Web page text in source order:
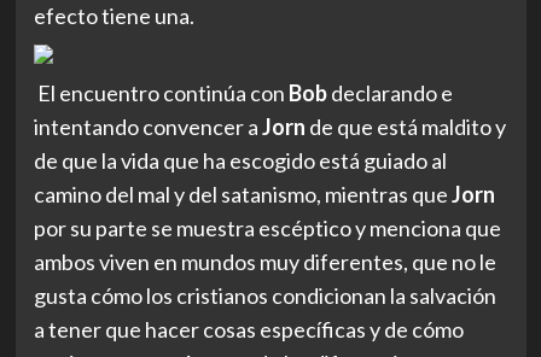
efecto tiene una.
El encuentro continúa con Bobdeclarando e
intentando convencer aJorn de que está maldito y
de que la vida que ha escogido está guiado al
camino del mal y del satanismo, mientras queJorn
por su parte se muestra escéptico y menciona que
ambos viven en mundos muy diferentes, que no le
gusta cómo los cristianos condicionan la salvación
a tener que hacer cosas específicas y de cómo